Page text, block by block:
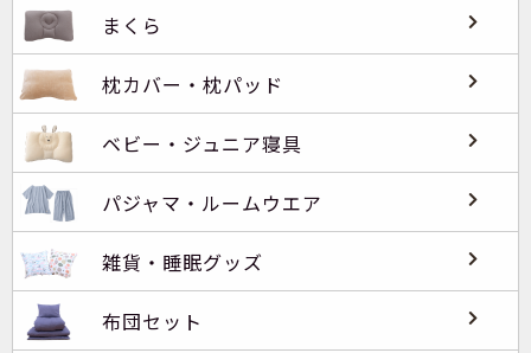
まくら
枕カバー・枕パッド
ベビー・ジュニア寝具
パジャマ・ルームウエア
雑貨・睡眠グッズ
布団セット